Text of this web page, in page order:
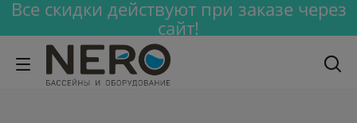
Все скидки действуют при заказе через
сайт!